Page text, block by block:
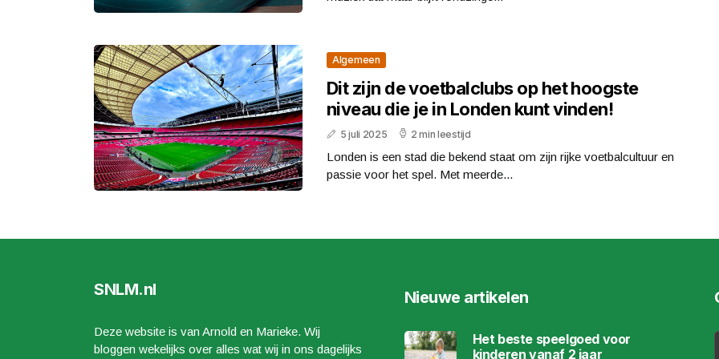
Algemeen
Dit zijn de voetbalclubs op het hoogste
niveau die je in Londen kunt vinden!
5 juli 2025 2 min leestijd
Londen is een stad die bekend staat om zijn rijke voetbalcultuur en
passie voor het spel. Met meerde...
SNLM.nl
Deze website is van Arnold en Marieke. Wij
bloggen wekelijks over alles wat wij in ons dagelijks
Nieuwe artikelen
Het beste speelgoed voor
kinderen vanaf 2 jaar